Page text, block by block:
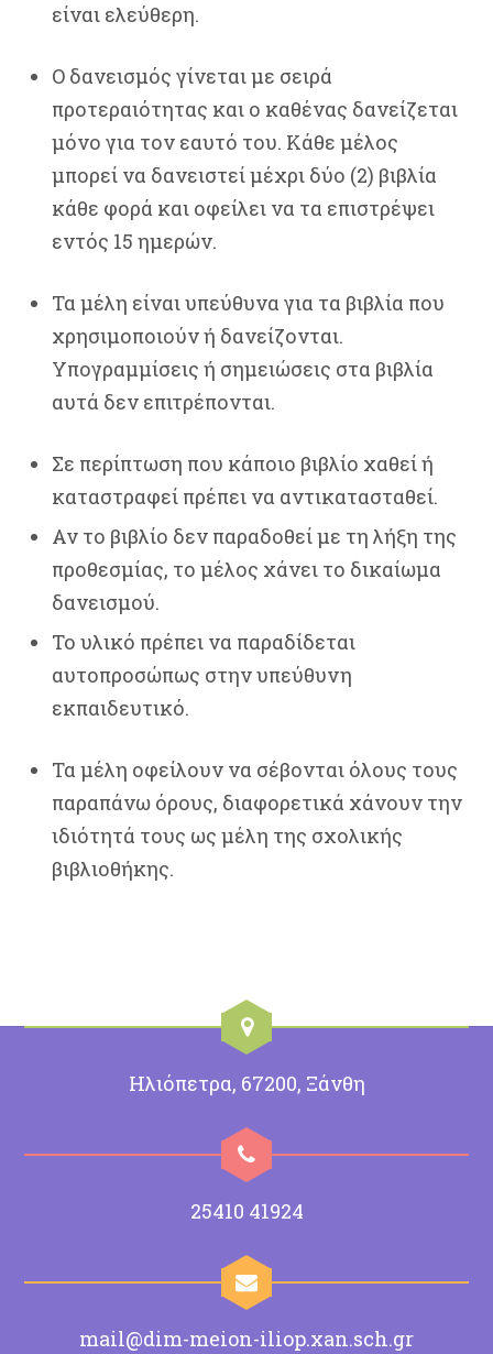
είναι ελεύθερη.
Ο δανεισμός γίνεται με σειρά
προτεραιότητας και ο καθένας δανείζεται
μόνο για τον εαυτό του. Κάθε μέλος
μπορεί να δανειστεί μέχρι δύο (2) βιβλία
κάθε φορά και οφείλει να τα επιστρέψει
εντός 15 ημερών.
Τα μέλη είναι υπεύθυνα για τα βιβλία που
χρησιμοποιούν ή δανείζονται.
Υπογραμμίσεις ή σημειώσεις στα βιβλία
αυτά δεν επιτρέπονται.
Σε περίπτωση που κάποιο βιβλίο χαθεί ή
καταστραφεί πρέπει να αντικατασταθεί.
Αν το βιβλίο δεν παραδοθεί με τη λήξη της
προθεσμίας, το μέλος χάνει το δικαίωμα
δανεισμού.
Το υλικό πρέπει να παραδίδεται
αυτοπροσώπως στην υπεύθυνη
εκπαιδευτικό.
Τα μέλη οφείλουν να σέβονται όλους τους
παραπάνω όρους, διαφορετικά χάνουν την
ιδιότητά τους ως μέλη της σχολικής
βιβλιοθήκης.
Ηλιόπετρα, 67200, Ξάνθη
25410 41924
mail@dim-meion-iliop.xan.sch.gr